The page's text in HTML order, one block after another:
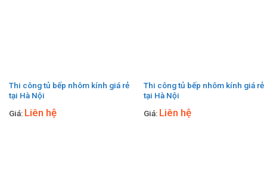
Thi công tủ bếp nhôm kính giá rẻ
tại Hà Nội
Giá: Liên hệ
Thi công tủ bếp nhôm kính giá rẻ
tại Hà Nội
Giá: Liên hệ